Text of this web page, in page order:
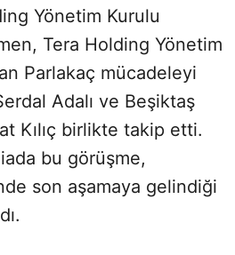
Yönetim Kurulu
Tera Holding Yönetim
Parlakaç mücadeleyi
Adalı ve Beşiktaş
Kılıç birlikte takip etti.
bu görüşme,
son aşamaya gelindiği